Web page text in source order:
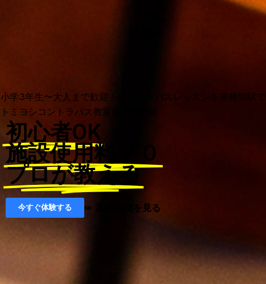
小学3年生〜大人まで歓迎！コントラバスレッスンを東林間駅で
トミヨシコントラバス教室東林間駅校
初心者OK
施設使用料￥０
プロが教える
今すぐ体験する 案内動画を見る